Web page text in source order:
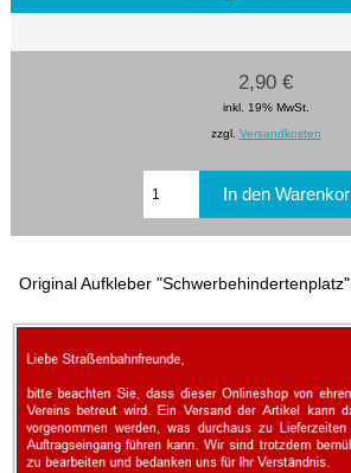
2,90 €
inkl. 19% MwSt.
zzgl. Versandkosten
Original Aufkleber "Schwerbehindertenplatz".